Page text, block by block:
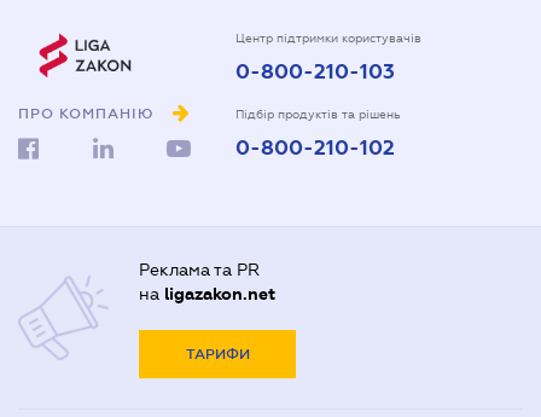
ПРО КОМПАНІЮ
Центр підтримки користувачів
0-800-210-103
Підбір продуктів та рішень
0-800-210-102
Реклама та PR
на ligazakon.net
ТАРИФИ